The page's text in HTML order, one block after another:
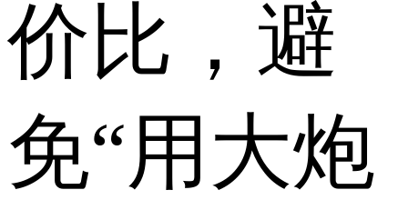
价比，避
免“用大炮